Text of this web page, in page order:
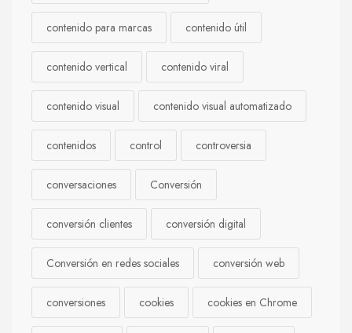
contenido para marcas contenido útil
contenido vertical contenido viral
contenido visual contenido visual automatizado
contenidos control controversia
conversaciones Conversión
conversión clientes conversión digital
Conversión en redes sociales conversión web
conversiones cookies cookies en Chrome